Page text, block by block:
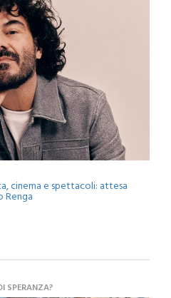
cinema e spettacoli: attesa
Renga
SPERANZA?